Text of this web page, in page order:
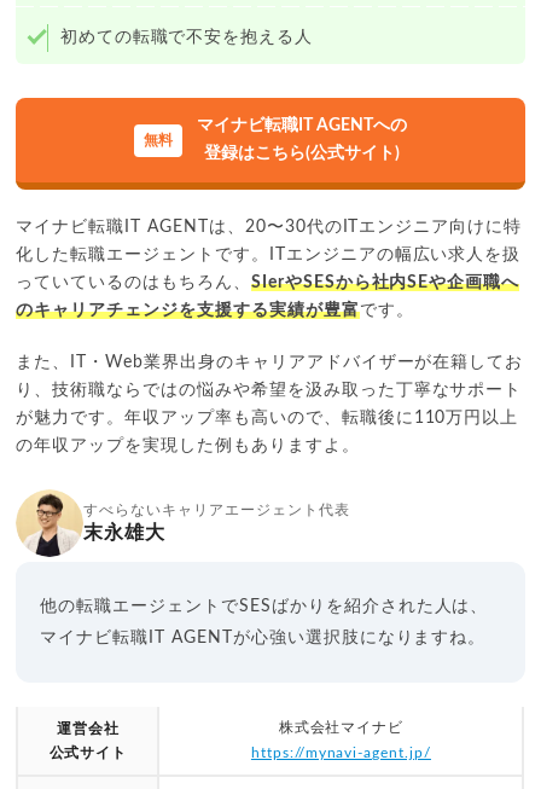
初めての転職で不安を抱える人
マイナビ転職IT AGENTへの
登録はこちら(公式サイト)
マイナビ転職IT AGENTは、20〜30代のITエンジニア向けに特
化した転職エージェントです。ITエンジニアの幅広い求人を扱
っていているのはもちろん、 SIerやSESから社内SEや企画職へ
のキャリアチェンジを支援する実績が豊富です。
また、IT・Web業界出身のキャリアアドバイザーが在籍してお
り、技術職ならではの悩みや希望を汲み取った丁寧なサポート
が魅力です。年収アップ率も高いので、転職後に110万円以上
の年収アップを実現した例もありますよ。
すべらないキャリアエージェント代表
末永雄大
他の転職エージェントでSESばかりを紹介された人は、
マイナビ転職IT AGENTが心強い選択肢になりますね。
運営会社
公式サイト
株式会社マイナビ
https://mynavi-agent.jp/